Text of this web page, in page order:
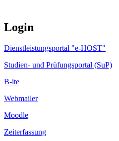
Login
Dienstleistungsportal "e-HOST"
Studien- und Prüfungsportal (SuP)
B-ite
Webmailer
Moodle
Zeiterfassung